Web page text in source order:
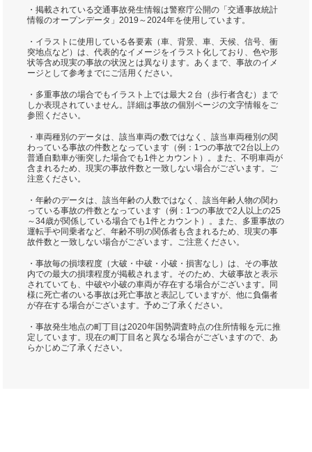
・掲載されている交通事故発生情報は警察庁公開の「交通事故統計
情報のオープンデータ」2019～2024年を使用しています。
・イラストに使用している各要素（車、背景、車、天候、信号、衝
突地点など）は、代表的なイメージをイラスト化しており、色や形
状等含め現実の事故の状況とは異なります。あくまで、事故のイメ
ージとして参考までにご活用ください。
・多重事故の場合でもイラスト上では最大２台（歩行者含む）まで
しか表現されていません。詳細は事故の個別ページの文字情報をご
参照ください。
・車両種別のデータは、該当車両の数ではなく、該当車両種別の関
わっている事故の件数となっています（例：1つの事故で2台以上の
普通自動車が衝突した場合でも1件とカウント）。また、不明車両が
含まれるため、現実の事故件数と一致しない場合がございます。ご
注意ください。
・年齢のデータは、該当年齢の人数ではなく、該当年齢人物の関わ
っている事故の件数となっています（例：1つの事故で2人以上の25
～34歳が関係している場合でも1件とカウント）。また、多重事故の
運転手や同乗者など、年齢不明の関係者も含まれるため、現実の事
故件数と一致しない場合がございます。ご注意ください。
・事故毎の損壊程度（大破・中破・小破・損害なし）は、その事故
内での最大の損壊程度が掲載されます。そのため、大破事故と表示
されていても、中破や小破の車両が存在する場合がございます。同
様に死亡者のいる事故は死亡事故と表記していますが、他に負傷者
が存在する場合がございます。予めご了承ください。
・事故発生地点の町丁目は2020年国勢調査時点の住所情報を元に推
定しています。現在の町丁目名と異なる場合がございますので、あ
らかじめご了承ください。